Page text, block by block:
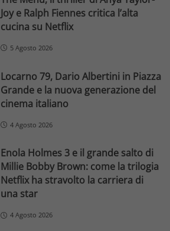
Joy e Ralph Fiennes critica l’alta
cucina su Netflix
5 Agosto 2026
Locarno 79, Dario Albertini in Piazza
Grande e la nuova generazione del
cinema italiano
4 Agosto 2026
Enola Holmes 3 e il grande salto di
Millie Bobby Brown: come la trilogia
Netflix ha stravolto la carriera di
una star
4 Agosto 2026